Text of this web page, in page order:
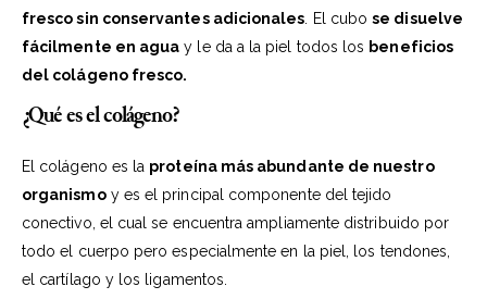
fresco sin conservantes adicionales . El cubose disuelve
fácilmente en agua y le da a la piel todos los beneficios
del colágeno fresco.
¿Qué es el colágeno?
El colágeno es la proteína más abundante de nuestro
organismoy es el principal componente del tejido
conectivo, el cual se encuentra ampliamente distribuido por
todo el cuerpo pero especialmente en la piel, los tendones,
el cartílago y los ligamentos.